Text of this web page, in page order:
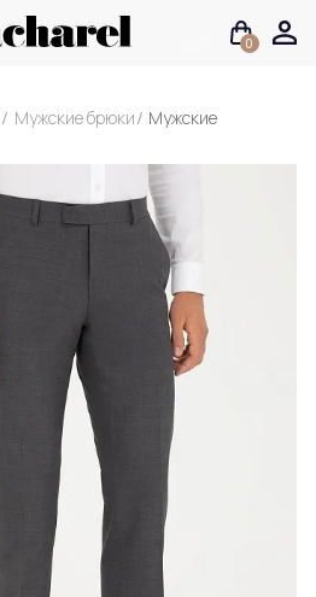
0
Мужские брюки Мужские